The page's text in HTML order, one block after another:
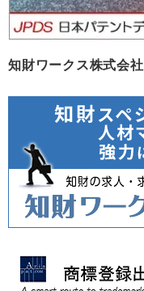
知財ワークス株式会社